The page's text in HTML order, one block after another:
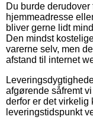
Du burde
hjemmeadresse
bliver gerne lidt
Den mindst
varerne selv, men
afstand til internet
afgørende såfremt
derfor er det virkelig
leveringstidspunkt